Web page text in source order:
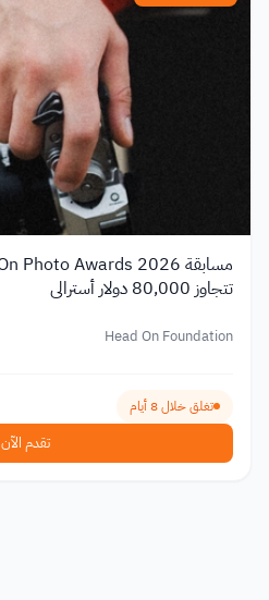
تتجاوز 80,000 دولار أسترالي
Head On Foundation
تغلق خلال 8 أيام
تقدم الآن